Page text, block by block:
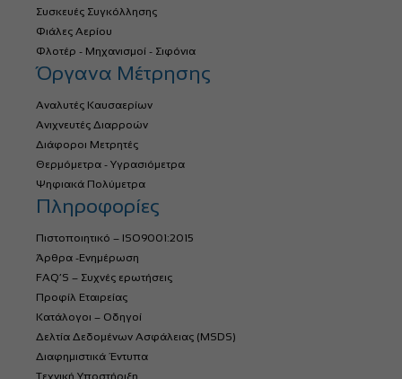
Συσκευές Συγκόλλησης
Φιάλες Αερίου
Φλοτέρ - Μηχανισμοί - Σιφόνια
Όργανα Μέτρησης
Αναλυτές Καυσαερίων
Ανιχνευτές Διαρροών
Διάφοροι Μετρητές
Θερμόμετρα - Υγρασιόμετρα
Ψηφιακά Πολύμετρα
Πληροφορίες
Πιστοποιητικό – ISO9001:2015
Άρθρα -Ενημέρωση
FAQ’S – Συχνές ερωτήσεις
Προφίλ Εταιρείας
Κατάλογοι – Οδηγοί
Δελτία Δεδομένων Ασφάλειας (MSDS)
Διαφημιστικά Έντυπα